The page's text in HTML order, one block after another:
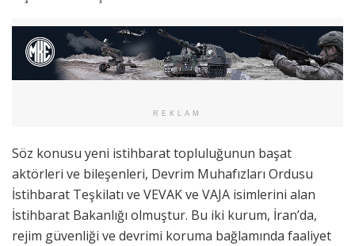
REKLAM
Söz konusu yeni istihbarat topluluğunun başat
aktörleri ve bileşenleri, Devrim Muhafızları Ordusu
İstihbarat Teşkilatı ve VEVAK ve VAJA isimlerini alan
İstihbarat Bakanlığı olmuştur. Bu iki kurum, İran’da,
rejim güvenliği ve devrimi koruma bağlamında faaliyet